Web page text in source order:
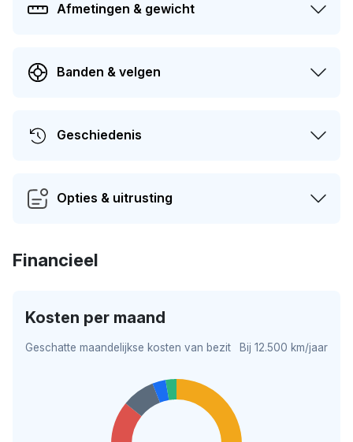
Afmetingen & gewicht
Banden & velgen
Geschiedenis
Opties & uitrusting
Financieel
Kosten per maand
Geschatte maandelijkse kosten van bezit Bij 12.500 km/jaar